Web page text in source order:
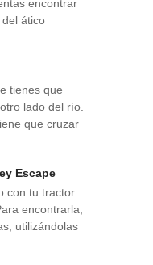
encontrar
ático
tienes que
lado del río.
que cruzar
Escape
con tu tractor
encontrarla,
utilizándolas